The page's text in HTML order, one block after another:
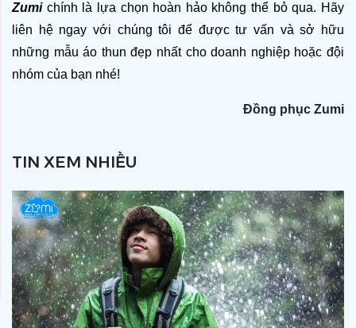
TIN XEM NHIỀU
Zumi chính là lựa chọn hoàn hảo không thể bỏ qua. Hãy
liên hệ ngay với chúng tôi để được tư vấn và sở hữu
những mẫu áo thun đẹp nhất cho doanh nghiệp hoặc đội
nhóm của bạn nhé!
Đồng phục Zumi